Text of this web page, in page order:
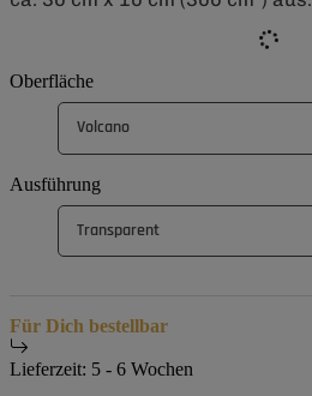
Oberfläche
Volcano
Ausführung
Transparent
Für Dich bestellbar
Lieferzeit: 5 - 6 Wochen